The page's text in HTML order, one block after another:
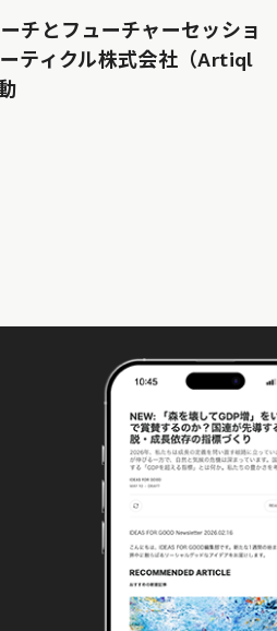
ーチとフューチャーセッショ
ティクル株式会社（Artiql